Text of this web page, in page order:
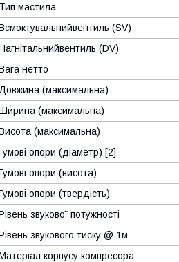
мастила
(SV)
(DV)
нетто
(максимальна)
(максимальна)
(максимальна)
опори (діаметр) [2]
опори (висота)
опори (твердість)
звукової потужності
звукового тиску @ 1м
корпусу компресора